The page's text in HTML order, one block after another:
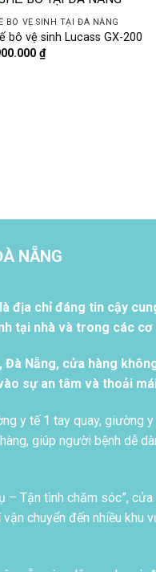
BÔ VỆ SINH TẠI ĐÀ NẴNG
bô vệ sinh Lucass GX-200
₫
NẴNG
địa chỉ đáng tin cậy
tại nhà và trong các cơ
Nẵng, cửa hàng
sự an tâm và thoải
y tế 1 tay quay, giường
giúp người bệnh dễ
– Tận tình chăm sóc”,
chuyển đến nhiều khu